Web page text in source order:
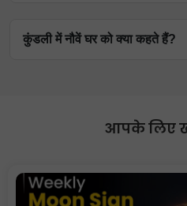
जिसने ज्ञान, बुद्धि और विदेशी
कुंडली में नौवें घर को क्या कहते हैं?
आपके लिए